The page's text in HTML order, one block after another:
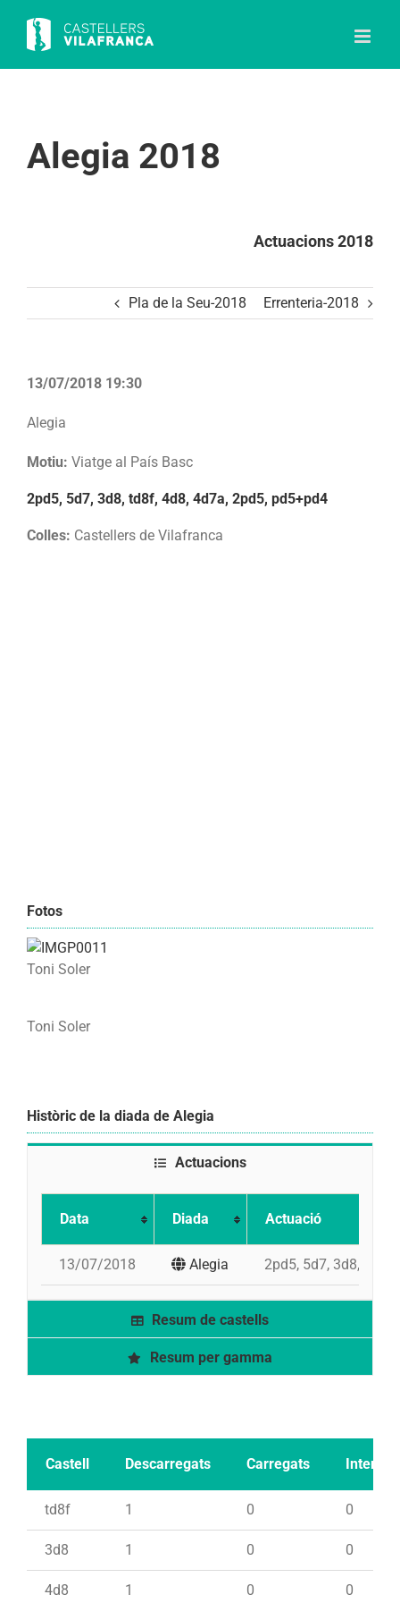
content
Alegia 2018
Actuacions 2018
Pla de la Seu-2018 Errenteria-2018
13/07/2018 19:30
Alegia
Motiu: Viatge al País Basc
2pd5, 5d7, 3d8, td8f, 4d8, 4d7a, 2pd5, pd5+pd4
Colles: Castellers de Vilafranca
Fotos
Toni Soler
Toni Soler
Històric de la diada de Alegia
Actuacions
Data Diada Actuació
13/07/2018 Alegia 2pd5, 5d7, 3d8, td8f,
Resum de castells
Resum per gamma
Castell Descarregats Carregats Intents
td8f 1 0 0
3d8 1 0 0
4d8 1 0 0